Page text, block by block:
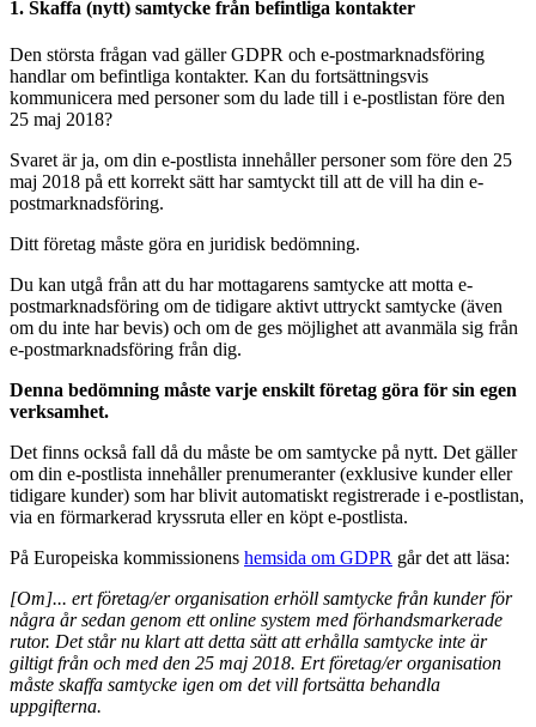
1. Skaffa (nytt) samtycke från befintliga kontakter
Den största frågan vad gäller GDPR och e-postmarknadsföring
handlar om befintliga kontakter. Kan du fortsättningsvis
kommunicera med personer som du lade till i e-postlistan före den
25 maj 2018?
Svaret är ja, om din e-postlista innehåller personer som före den 25
maj 2018 på ett korrekt sätt har samtyckt till att de vill ha din e-
postmarknadsföring.
Ditt företag måste göra en juridisk bedömning.
Du kan utgå från att du har mottagarens samtycke att motta e-
postmarknadsföring om de tidigare aktivt uttryckt samtycke (även
om du inte har bevis) och om de ges möjlighet att avanmäla sig från
e-postmarknadsföring från dig.
Denna bedömning måste varje enskilt företag göra för sin egen
verksamhet.
Det finns också fall då du måste be om samtycke på nytt. Det gäller
om din e-postlista innehåller prenumeranter (exklusive kunder eller
tidigare kunder) som har blivit automatiskt registrerade i e-postlistan,
via en förmarkerad kryssruta eller en köpt e-postlista.
På Europeiska kommissionens hemsida om GDPR går det att läsa:
[Om]... ert företag/er organisation erhöll samtycke från kunder för
några år sedan genom ett online system med förhandsmarkerade
rutor. Det står nu klart att detta sätt att erhålla samtycke inte är
giltigt från och med den 25 maj 2018. Ert företag/er organisation
måste skaffa samtycke igen om det vill fortsätta behandla
uppgifterna.